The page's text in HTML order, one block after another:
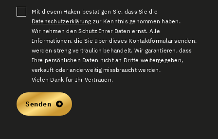
Mit diesem Haken bestätigen Sie, dass Sie die
Datenschutzerklärung zur Kenntnis genommen haben.
Wir nehmen den Schutz Ihrer Daten ernst. Alle
Informationen, die Sie über dieses Kontaktformular senden,
werden streng vertraulich behandelt. Wir garantieren, dass
Ihre persönlichen Daten nicht an Dritte weitergegeben,
verkauft oder anderweitig missbraucht werden.
Vielen Dank für Ihr Vertrauen.
Senden